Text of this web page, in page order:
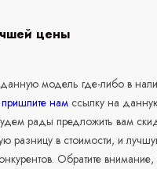
цены
модель где-либо в
пришлите нам ссылку на
рады предложить вам
разницу в стоимости, и
Обратите внимание,